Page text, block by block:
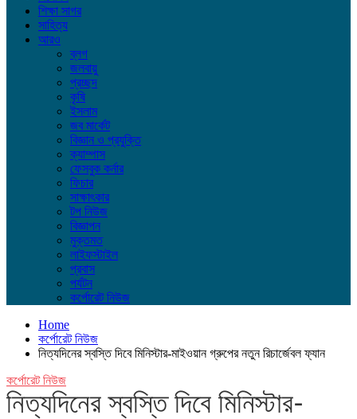
শিক্ষা সাগর
সাহিত্য
আরও
ব্লগ
জলবায়ু
প্রচ্ছদ
কৃষি
ইসলাম
জব মার্কেট
বিজ্ঞান ও প্রযুক্তি
ক্যাম্পাস
ফেসবুক কর্নার
ফিচার
সাক্ষাৎকার
টপ নিউজ
বিজ্ঞাপন
মুক্তমত
লাইফস্টাইল
প্রবাস
পর্যটন
কর্পোরেট নিউজ
Home
কর্পোরেট নিউজ
নিত্যদিনের স্বস্তি দিবে মিনিস্টার-মাইওয়ান গ্রুপের নতুন রিচার্জেবল ফ্যান
কর্পোরেট নিউজ
নিত্যদিনের স্বস্তি দিবে মিনিস্টার-